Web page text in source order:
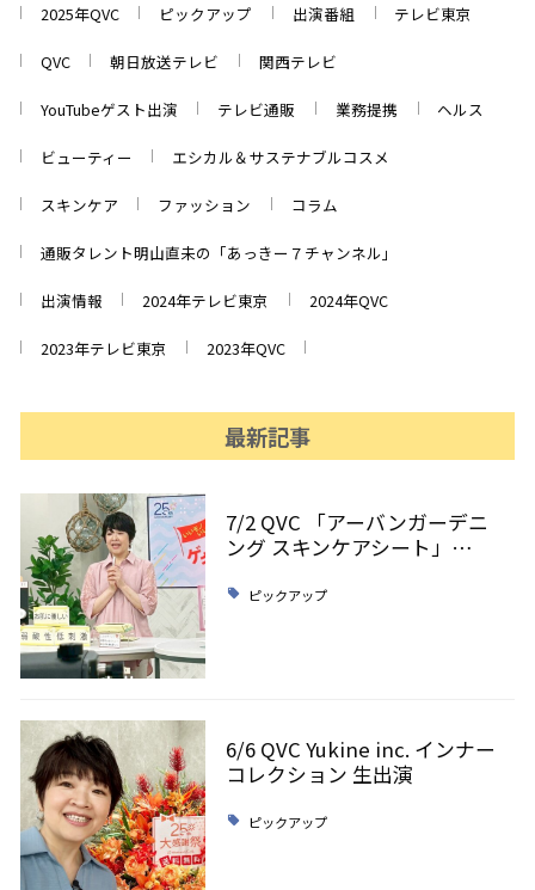
2025年QVC ピックアップ 出演番組 テレビ東京
QVC 朝日放送テレビ 関西テレビ
YouTubeゲスト出演 テレビ通販 業務提携 ヘルス
ビューティー エシカル＆サステナブルコスメ
スキンケア ファッション コラム
通販タレント明山直未の「あっきー７チャンネル」
出演情報 2024年テレビ東京 2024年QVC
2023年テレビ東京 2023年QVC
最新記事
7/2 QVC 「アーバンガーデニ
ング スキンケアシート」…
ピックアップ
6/6 QVC Yukine inc. インナー
コレクション 生出演
ピックアップ